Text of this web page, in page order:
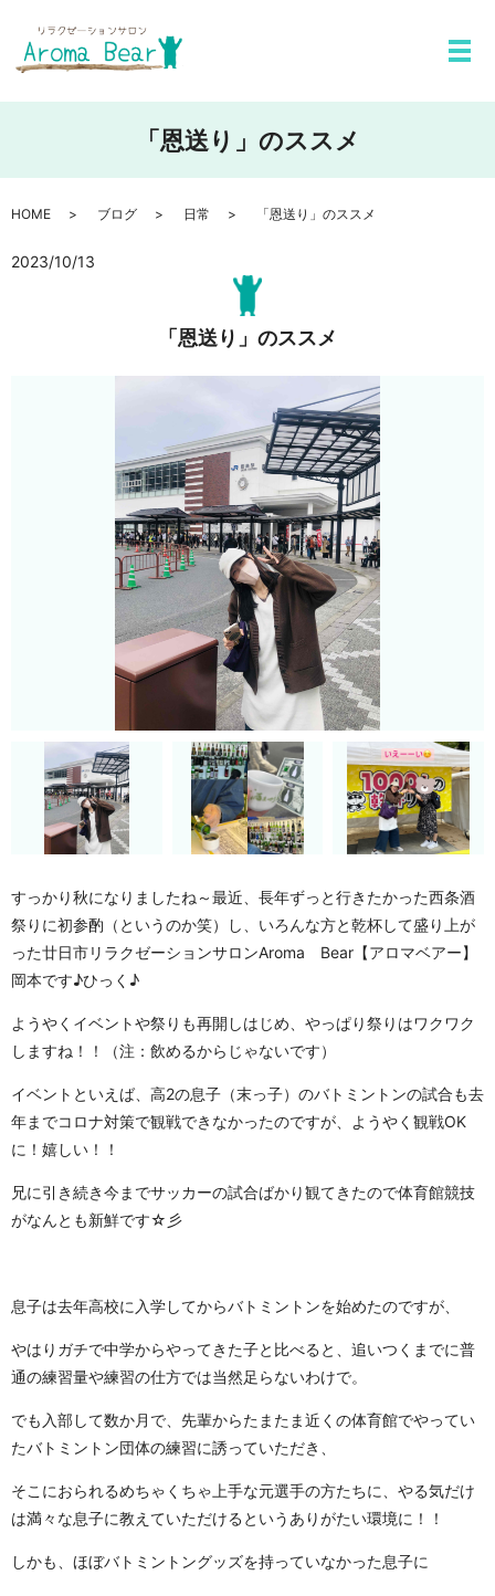
メ
「恩送り」のススメ
HOME ブログ 日常 「恩送り」のススメ
2023/10/13
「恩送り」のススメ
すっかり秋になりましたね～最近、長年ずっと行きたかった西条酒
祭りに初参酌（というのか笑）し、いろんな方と乾杯して盛り上が
った廿日市リラクゼーションサロンAroma Bear【アロマベアー】
岡本です♪ひっく♪
ようやくイベントや祭りも再開しはじめ、やっぱり祭りはワクワク
しますね！！（注：飲めるからじゃないです）
イベントといえば、高2の息子（末っ子）のバトミントンの試合も去
年までコロナ対策で観戦できなかったのですが、ようやく観戦OK
に！嬉しい！！
兄に引き続き今までサッカーの試合ばかり観てきたので体育館競技
がなんとも新鮮です☆彡
息子は去年高校に入学してからバトミントンを始めたのですが、
やはりガチで中学からやってきた子と比べると、追いつくまでに普
通の練習量や練習の仕方では当然足らないわけで。
でも入部して数か月で、先輩からたまたま近くの体育館でやってい
たバトミントン団体の練習に誘っていただき、
そこにおられるめちゃくちゃ上手な元選手の方たちに、やる気だけ
は満々な息子に教えていただけるというありがたい環境に！！
しかも、ほぼバトミントングッズを持っていなかった息子に